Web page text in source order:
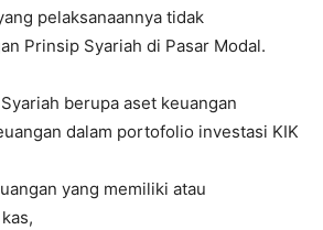
pelaksanaannya tidak
Prinsip Syariah di Pasar Modal.
berupa aset keuangan
dalam portofolio investasi KIK
yang memiliki atau